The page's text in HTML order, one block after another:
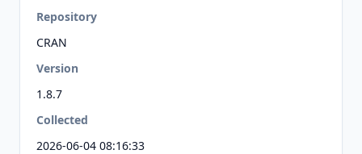
Repository
CRAN
Version
1.8.7
Collected
2026-06-04 08:16:33